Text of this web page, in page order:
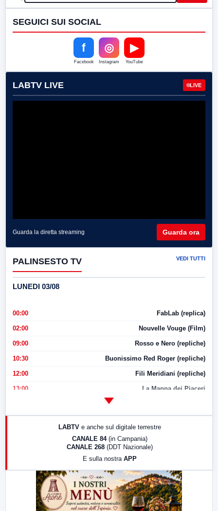
SEGUICI SUI SOCIAL
f
Facebook
◎
Instagram
▶
YouTube
LABTV LIVE LIVE
Guarda la diretta streaming Guarda ora
PALINSESTO TV VEDI TUTTI
LUNEDI 03/08
00:00 FabLab (replica)
02:00 Nouvelle Vouge (Film)
09:00 Rosso e Nero (repliche)
10:30 Buonissimo Red Roger (repliche)
12:00 Fili Meridiani (repliche)
13:00 La Mappa dei Piaceri
LabNews (replica)
LABTV e anche sul digitale terrestre
CANALE 84 (in Campania)
CANALE 268 (DDT Nazionale)
E sulla nostra APP